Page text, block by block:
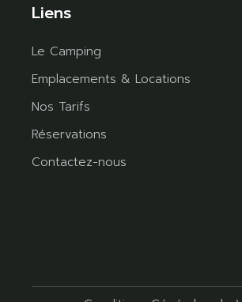
Liens
Le Camping
Emplacements & Locations
Nos Tarifs
Réservations
Contactez-nous